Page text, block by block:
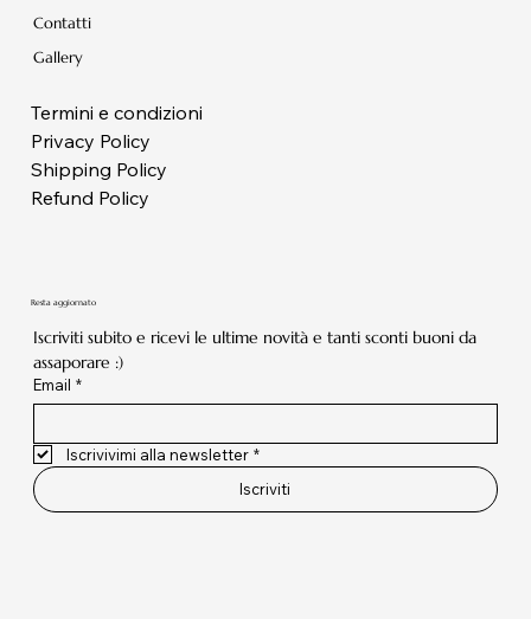
Contatti
Gallery
Termini e condizioni
Privacy Policy
Shipping Policy
Refund Policy
Resta aggiornato
Iscriviti subito e ricevi le ultime novità e tanti sconti buoni da
assaporare :)
Email *
Iscrivivimi alla newsletter *
Iscriviti